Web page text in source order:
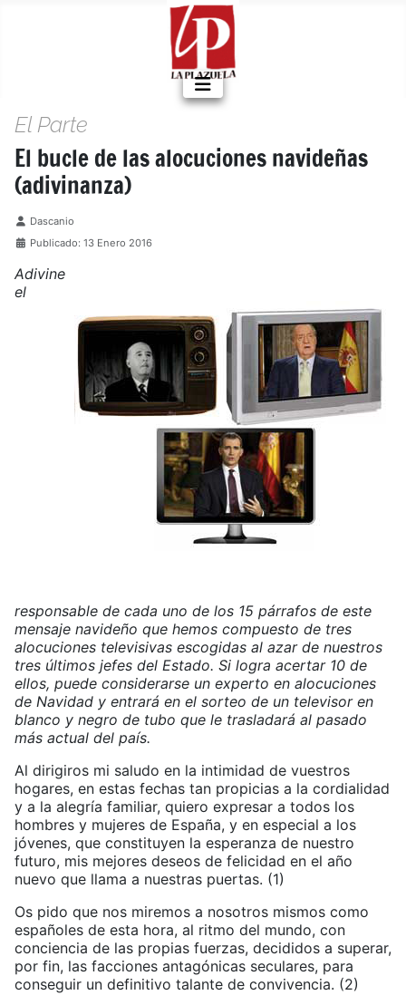
El Parte
El bucle de las alocuciones navideñas
(adivinanza)
Detalles
Dascanio
Publicado: 13 Enero 2016
Adivine
el
responsable de cada uno de los 15 párrafos de este
mensaje navideño que hemos compuesto de tres
alocuciones televisivas escogidas al azar de nuestros
tres últimos jefes del Estado. Si logra acertar 10 de
ellos, puede considerarse un experto en alocuciones
de Navidad y entrará en el sorteo de un televisor en
blanco y negro de tubo que le trasladará al pasado
más actual del país.
Al dirigiros mi saludo en la intimidad de vuestros
hogares, en estas fechas tan propicias a la cordialidad
y a la alegría familiar, quiero expresar a todos los
hombres y mujeres de España, y en especial a los
jóvenes, que constituyen la esperanza de nuestro
futuro, mis mejores deseos de felicidad en el año
nuevo que llama a nuestras puertas. (1)
Os pido que nos miremos a nosotros mismos como
españoles de esta hora, al ritmo del mundo, con
conciencia de las propias fuerzas, decididos a superar,
por fin, las facciones antagónicas seculares, para
conseguir un definitivo talante de convivencia. (2)